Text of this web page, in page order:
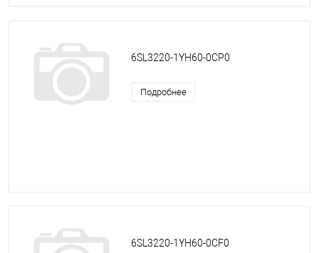
6SL3220-1YH60-0CP0
Подробнее
6SL3220-1YH60-0CF0